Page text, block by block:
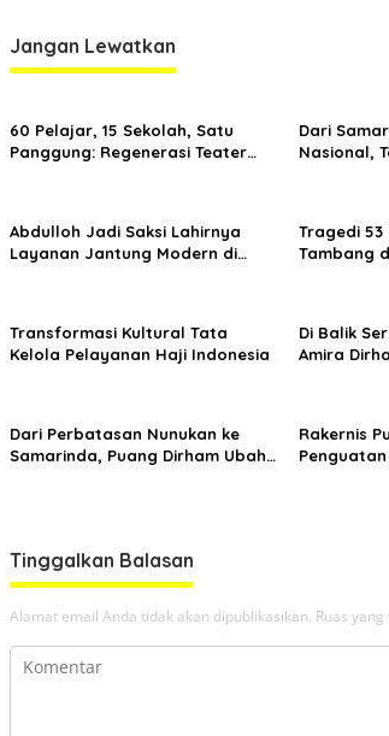
Jangan Lewatkan
60 Pelajar, 15 Sekolah, Satu
Panggung: Regenerasi Teater
Dari
Nasional,
Abdulloh Jadi Saksi Lahirnya
Layanan Jantung Modern di
Tragedi 53
Tambang
Transformasi Kultural Tata
Kelola Pelayanan Haji Indonesia
Di Balik
Amira
Dari Perbatasan Nunukan ke
Samarinda, Puang Dirham Ubah
Rakernis
Tinggalkan Balasan
Alamat email Anda tidak akan dipublikasikan. Ruas